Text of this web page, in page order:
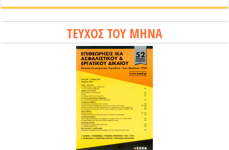
ΤΕΥΧΟΣ ΤΟΥ ΜΗΝΑ